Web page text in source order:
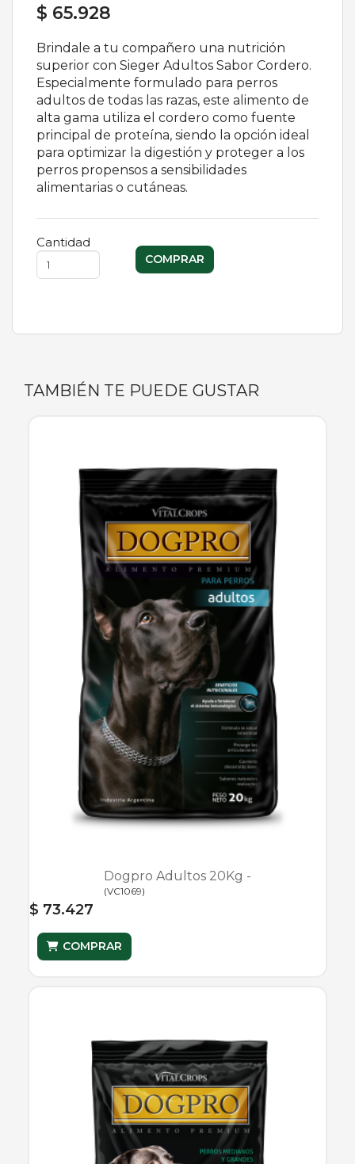
$ 65.928
Brindale a tu compañero una nutrición
superior con Sieger Adultos Sabor Cordero.
Especialmente formulado para perros
adultos de todas las razas, este alimento de
alta gama utiliza el cordero como fuente
principal de proteína, siendo la opción ideal
para optimizar la digestión y proteger a los
perros propensos a sensibilidades
alimentarias o cutáneas.
Cantidad
TAMBIÉN TE PUEDE GUSTAR
Dogpro Adultos 20Kg -
(VC1069)
$ 73.427
COMPRAR